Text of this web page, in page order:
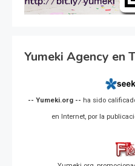
Yumeki Agency en
-- Yumeki.org -- ha sido
en Internet, por la